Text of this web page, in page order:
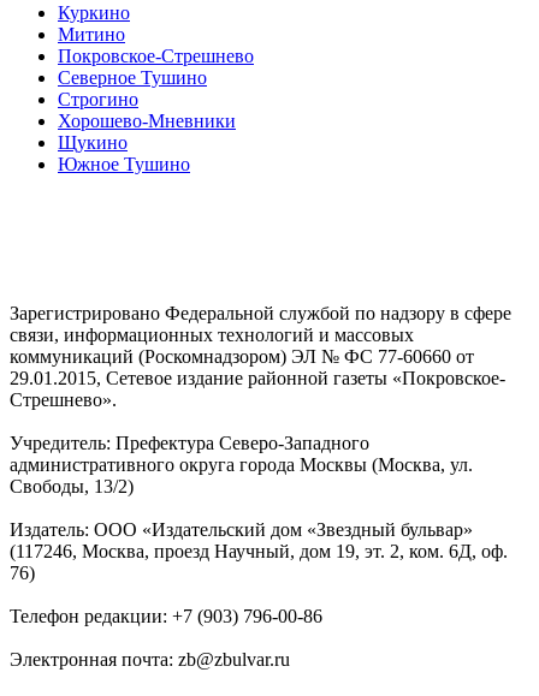
Куркино
Митино
Покровское-Стрешнево
Северное Тушино
Строгино
Хорошево-Мневники
Щукино
Южное Тушино
Зарегистрировано Федеральной службой по надзору в сфере
связи, информационных технологий и массовых
коммуникаций (Роскомнадзором) ЭЛ № ФС 77-60660 от
29.01.2015, Сетевое издание районной газеты «Покровское-
Стрешнево».
Учредитель: Префектура Северо-Западного
административного округа города Москвы (Москва, ул.
Свободы, 13/2)
Издатель: ООО «Издательский дом «Звездный бульвар»
(117246, Москва, проезд Научный, дом 19, эт. 2, ком. 6Д, оф.
76)
Телефон редакции: +7 (903) 796-00-86
Электронная почта: zb@zbulvar.ru